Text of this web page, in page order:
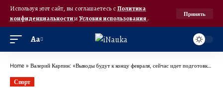
Используя этот сайт, вы соглашаетесь с Политика
конфиденциальностииУсловия использования.
Принять
Аа
Home » Валерий Карпин: «Выводы будут к концу февраля, сейчас идет подготовка, набор формы»
Спорт